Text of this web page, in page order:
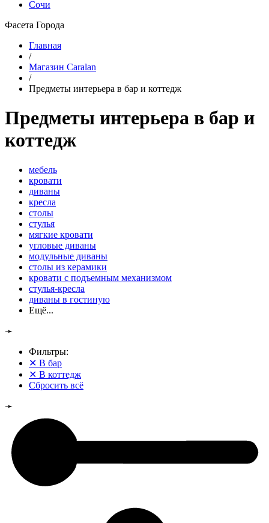
Сочи
Фасета Города
Главная
/
Магазин Caralan
/
Предметы интерьера в бар и коттедж
Предметы интерьера в бар и
коттедж
мебель
кровати
диваны
кресла
столы
стулья
мягкие кровати
угловые диваны
модульные диваны
столы из керамики
кровати с подъемным механизмом
стулья-кресла
диваны в гостиную
Ещё...
➛
Фильтры:
✕ В бар
✕ В коттедж
Сбросить всё
➛